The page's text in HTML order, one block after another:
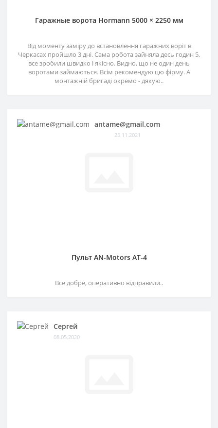
Гаражные ворота Hormann 5000 × 2250 мм
Від моменту заміру до встановлення гаражних воріт в
Черкасах пройшло 3 дні. Сама робота зайняла десь годин 5,
все зробили швидко і якісно. Видно, що не один день
воротами займаються. Всім рекомендую цю фірму. А
монтажній бригаді окремо - дякую..
antame@gmail.com
25.11.2021
Пульт AN-Motors AT-4
Все добре, оперативно відправили..
Сергей
08.05.2020